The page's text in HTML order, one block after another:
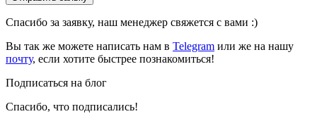
Спасибо за заявку, наш менеджер свяжется с вами :)
Вы так же можете написать нам в Telegram или же на нашу
почту, если хотите быстрее познакомиться!
Подписаться на блог
Спасибо, что подписались!